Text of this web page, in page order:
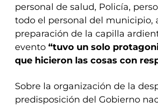
personal de salud, Policía,
todo el personal del municipio,
preparación de la capilla
evento “tuvo un solo
que hicieron las cosas con
Sobre la organización de la
predisposición del Gobierno